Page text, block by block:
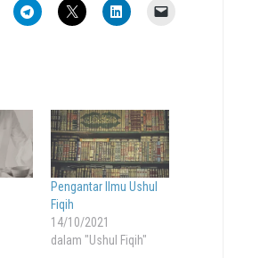
Pengantar Ilmu Ushul
Fiqih
14/10/2021
dalam "Ushul Fiqih"